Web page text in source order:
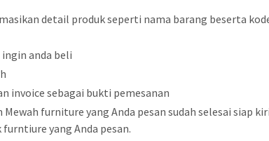
detail produk seperti nama barang beserta
anda beli
invoice sebagai bukti pemesanan
furniture yang Anda pesan sudah selesai siap
yang Anda pesan.